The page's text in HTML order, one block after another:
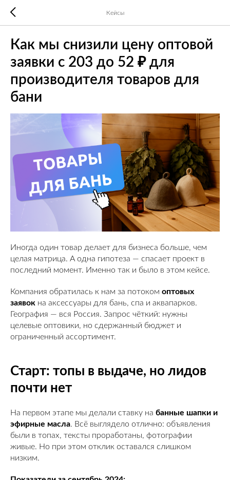
Кейсы
Как мы снизили цену оптовой
заявки с 203 до 52 ₽ для
производителя товаров для
бани
Иногда один товар делает для бизнеса больше, чем
целая матрица. А одна гипотеза — спасает проект в
последний момент. Именно так и было в этом кейсе.
Компания обратилась к нам за потоком оптовых
заявок на аксессуары для бань, спа и аквапарков.
География — вся Россия. Запрос чёткий: нужны
целевые оптовики, но сдержанный бюджет и
ограниченный ассортимент.
Старт: топы в выдаче, но лидов
почти нет
На первом этапе мы делали ставку на банные шапки и
эфирные масла. Всё выглядело отлично: объявления
были в топах, тексты проработаны, фотографии
живые. Но при этом отклик оставался слишком
низким.